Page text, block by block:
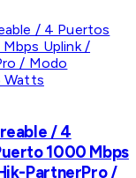
/ 4
1000 Mbps
PartnerPro /